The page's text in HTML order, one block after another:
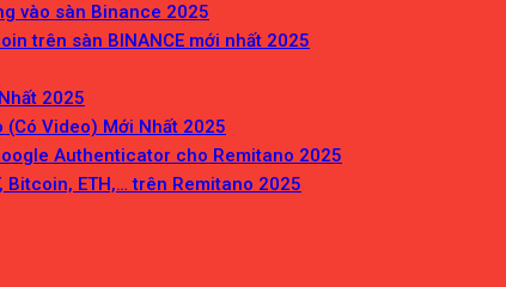
vào sàn Binance 2025
trên sàn BINANCE mới nhất 2025
2025
(Có Video) Mới Nhất 2025
Authenticator cho Remitano 2025
Bitcoin, ETH,… trên Remitano 2025